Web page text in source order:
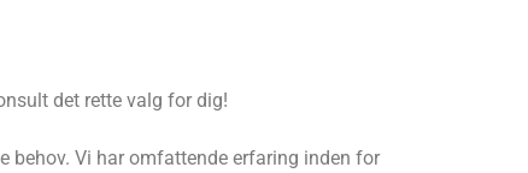
det rette valg for dig!
behov. Vi har omfattende erfaring inden for